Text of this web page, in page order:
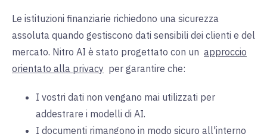
Le istituzioni finanziarie richiedono una sicurezza
assoluta quando gestiscono dati sensibili dei clienti e del
mercato. Nitro AI è stato progettato con un approccio
orientato alla privacy per garantire che:
I vostri dati non vengano mai utilizzati per
addestrare i modelli di AI.
I documenti rimangono in modo sicuro all'interno